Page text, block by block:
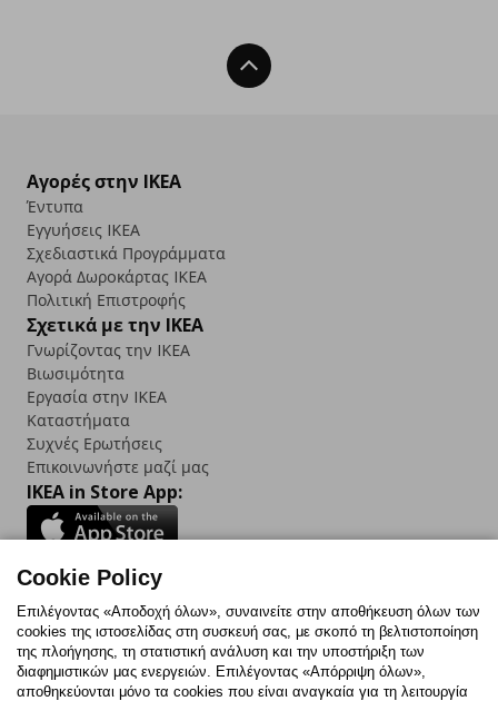
Back To Top
Αγορές στην IKEA
Έντυπα
Εγγυήσεις IKEA
Σχεδιαστικά Προγράμματα
Αγορά Δωρoκάρτας IKEA
Πολιτική Επιστροφής
Σχετικά με την IKEA
Γνωρίζοντας την IKEA
Βιωσιμότητα
Εργασία στην IKEA
Καταστήματα
Συχνές Ερωτήσεις
Επικοινωνήστε μαζί μας
IKEA in Store App:
Follow us:
FacebookInstagram
TikTokYoutubePinterestTwitter
Cookie Policy
Επιλέγοντας «Αποδοχή όλων», συναινείτε στην αποθήκευση όλων των
cookies της ιστοσελίδας στη συσκευή σας, με σκοπό τη βελτιστοποίηση
της πλοήγησης, τη στατιστική ανάλυση και την υποστήριξη των
διαφημιστικών μας ενεργειών. Επιλέγοντας «Απόρριψη όλων»,
αποθηκεύονται μόνο τα cookies που είναι αναγκαία για τη λειτουργία